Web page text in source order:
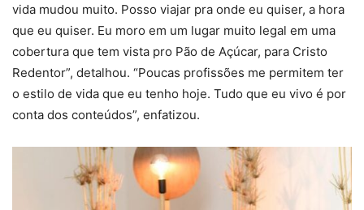
vida mudou muito. Posso viajar pra onde eu quiser, a hora
que eu quiser. Eu moro em um lugar muito legal em uma
cobertura que tem vista pro Pão de Açúcar, para Cristo
Redentor”, detalhou. “Poucas profissões me permitem ter
o estilo de vida que eu tenho hoje. Tudo que eu vivo é por
conta dos conteúdos”, enfatizou.